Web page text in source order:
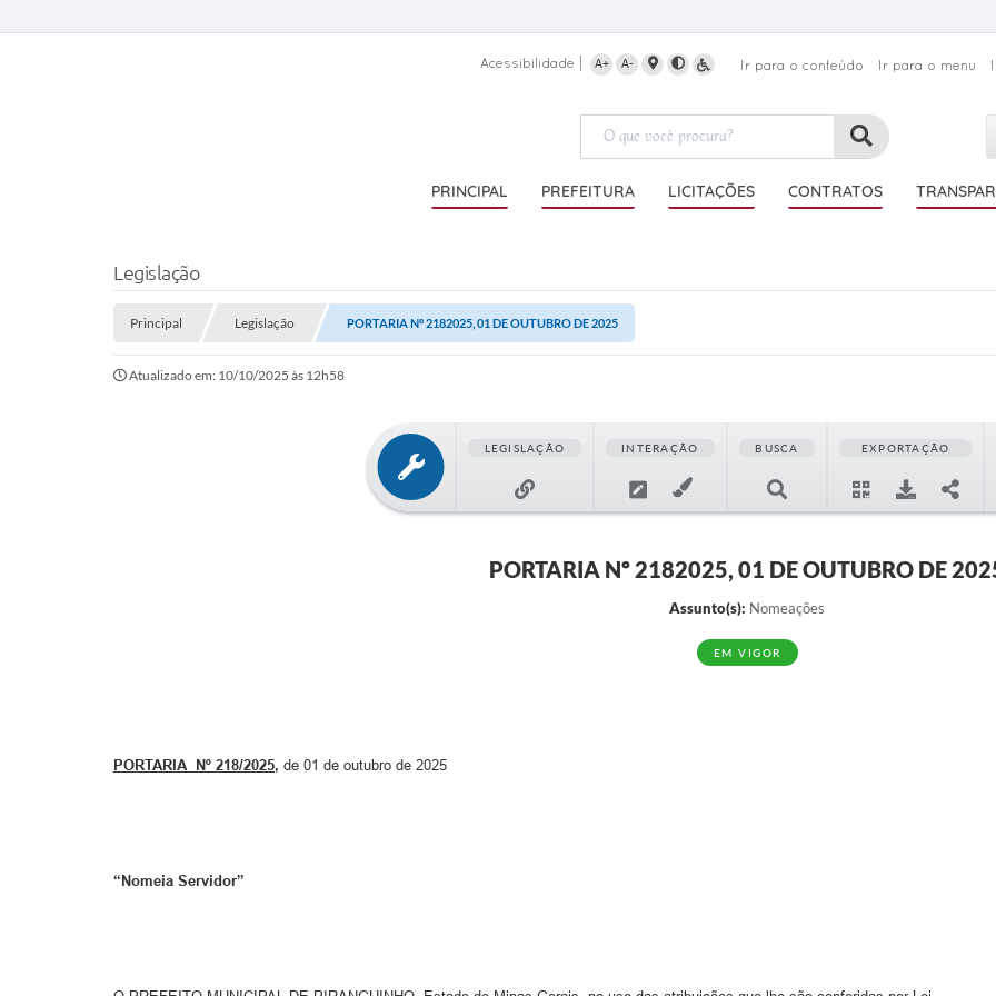
Acessibilidade A+ A- Ir para o conteúdo Ir para o menu
PRINCIPAL PREFEITURA LICITAÇÕES CONTRATOS
Legislação
Principal Legislação PORTARIA Nº 2182025, 01 DE OUTUBRO DE 2025
Atualizado em: 10/10/2025 às 12h58
LEGISLAÇÃO INTERAÇÃO BUSCA EXPORTAÇÃO
PORTARIA Nº 2182025, 01 DE OUTUBRO DE
Assunto(s): Nomeações
EM VIGOR
PORTARIA Nº 218/2025, de 01 de outubro de 2025
“Nomeia Servidor”